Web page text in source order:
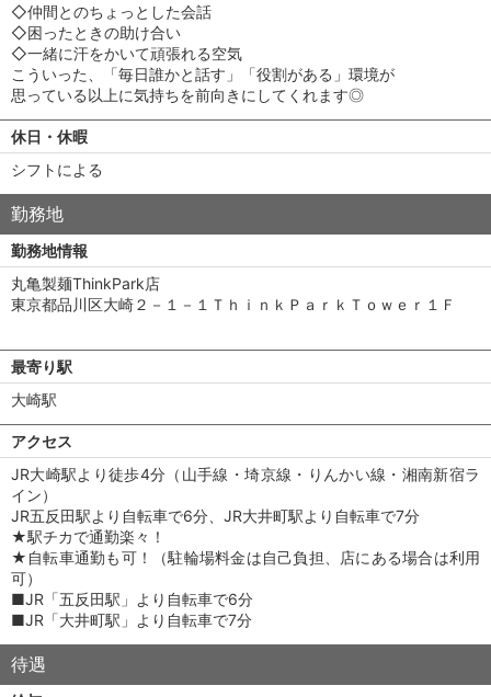
◇仲間とのちょっとした会話
◇困ったときの助け合い
◇一緒に汗をかいて頑張れる空気
こういった、「毎日誰かと話す」「役割がある」環境が
思っている以上に気持ちを前向きにしてくれます◎
休日・休暇
シフトによる
勤務地
勤務地情報
丸亀製麺ThinkPark店
東京都品川区大崎２－１－１ＴｈｉｎｋＰａｒｋＴｏｗｅｒ１Ｆ
最寄り駅
大崎駅
アクセス
JR大崎駅より徒歩4分（山手線・埼京線・りんかい線・湘南新宿ラ
イン）
JR五反田駅より自転車で6分、JR大井町駅より自転車で7分
★駅チカで通勤楽々！
★自転車通勤も可！（駐輪場料金は自己負担、店にある場合は利用
可）
■JR「五反田駅」より自転車で6分
■JR「大井町駅」より自転車で7分
待遇